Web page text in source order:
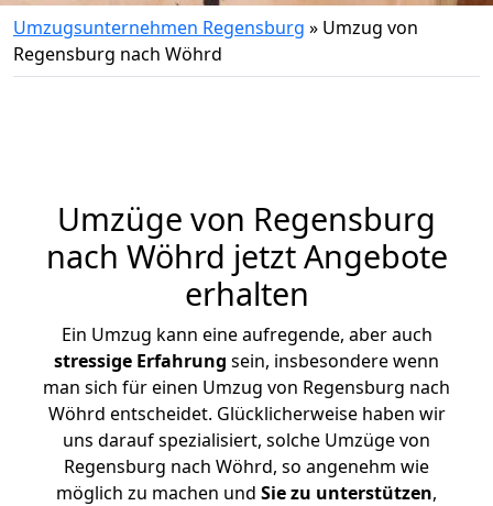
Umzugsunternehmen Regensburg » Umzug von
Regensburg nach Wöhrd
Umzüge von Regensburg
nach Wöhrd jetzt Angebote
erhalten
Ein Umzug kann eine aufregende, aber auch
stressige Erfahrung sein, insbesondere wenn
man sich für einen Umzug von Regensburg nach
Wöhrd entscheidet. Glücklicherweise haben wir
uns darauf spezialisiert, solche Umzüge von
Regensburg nach Wöhrd, so angenehm wie
möglich zu machen und Sie zu unterstützen,